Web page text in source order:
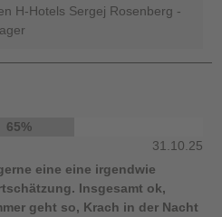
H-Hotels Sergej Rosenberg -
65%
31.10.25
eine eine irgendwie
Insgesamt ok,
geht so, Krach in der Nacht